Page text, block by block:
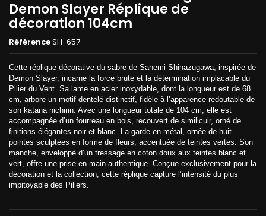
Demon Slayer Réplique de
décoration 104cm
RéférenceSH-657
Cette réplique décorative du sabre de Sanemi Shinazugawa, inspirée de
Demon Slayer, incarne la force brute et la détermination implacable du
Pilier du Vent. Sa lame en acier inoxydable, dont la longueur est de 68
cm, arbore un motif dentelé distinctif, fidèle à l’apparence redoutable de
son katana nichirin. Avec une longueur totale de 104 cm, elle est
accompagnée d’un fourreau en bois, recouvert de similicuir, orné de
finitions élégantes noir et blanc. La garde en métal, ornée de huit
pointes sculptées en forme de fleurs, accentuée de teintes vertes. Son
manche, enveloppé d’un tressage en coton doux aux teintes blanc et
vert, offre une prise en main authentique. Conçue exclusivement pour la
décoration et la collection, cette réplique capture l’intensité du plus
impitoyable des Piliers.